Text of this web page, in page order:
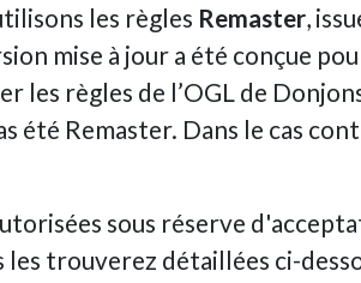
les règles Remaster,
mise à jour a été conçue
les règles de l’OGL de
été Remaster. Dans le cas
sous réserve
trouverez détaillées ci-